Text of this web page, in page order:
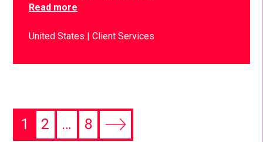
Read more
United States Client Services
1 2 … 8